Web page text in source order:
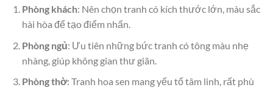
Phòng khách: Nên chọn tranh có kích thước lớn, màu sắc
hài hòa để tạo điểm nhấn.
Phòng ngủ: Ưu tiên những bức tranh có tông màu nhẹ
nhàng, giúp không gian thư giãn.
Phòng thờ: Tranh hoa sen mang yếu tố tâm linh, rất phù